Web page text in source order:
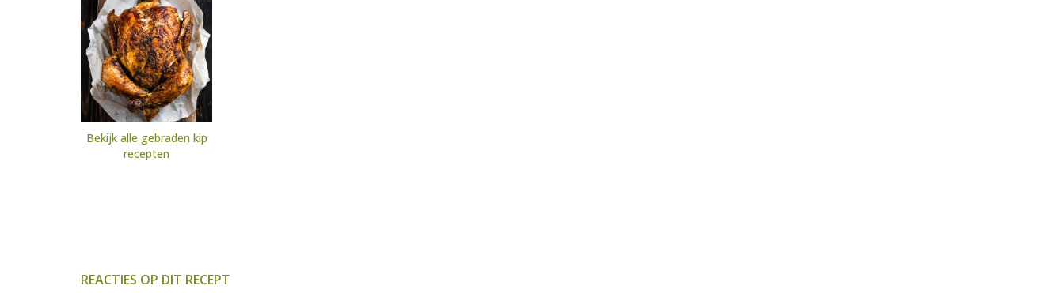
Bekijk alle gebraden kip
recepten
REACTIES OP DIT RECEPT